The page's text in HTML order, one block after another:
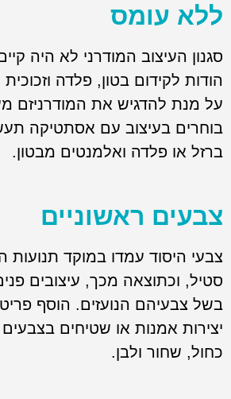
ללא עומס
סגנון העיצוב המודרני לא היה
הודות לקידום בטון, פלדה וזכוכית
על מנת להדגיש את המודרניזם
בוחרים בעיצוב עם אסתטיקה
ברזל או פלדה ואלמנטים מבטון.
צבעים ראשוניים
צבעי היסוד עמדו במוקד תנועות
סטיל, וכתוצאה מכך, עיצובים
בשל צבעיהם הנועזים. הוסף
יצירות אמנות או שטיחים
כחול, שחור ולבן.